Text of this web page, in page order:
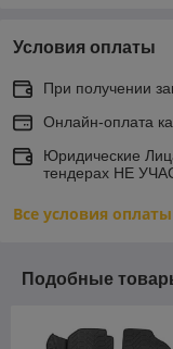
Условия оплаты
При получении
Онлайн-оплата
Юридические
тендерах НЕ
Все условия оплаты
Подобные